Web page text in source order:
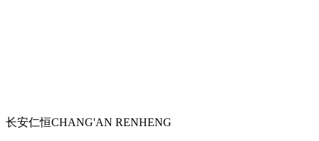
长安仁恒CHANG'AN RENHENG